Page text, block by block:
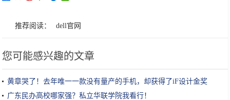
推荐阅读： dell官网
您可能感兴趣的文章
黄章哭了！去年唯一一款没有量产的手机，却获得了iF设计金奖
广东民办高校哪家强？私立华联学院我看行！